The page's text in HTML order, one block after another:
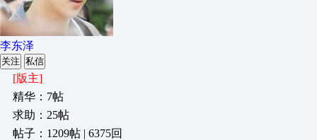
李东泽
关注 私信
[版主]
精华：7帖
求助：25帖
帖子：1209帖 | 6375回